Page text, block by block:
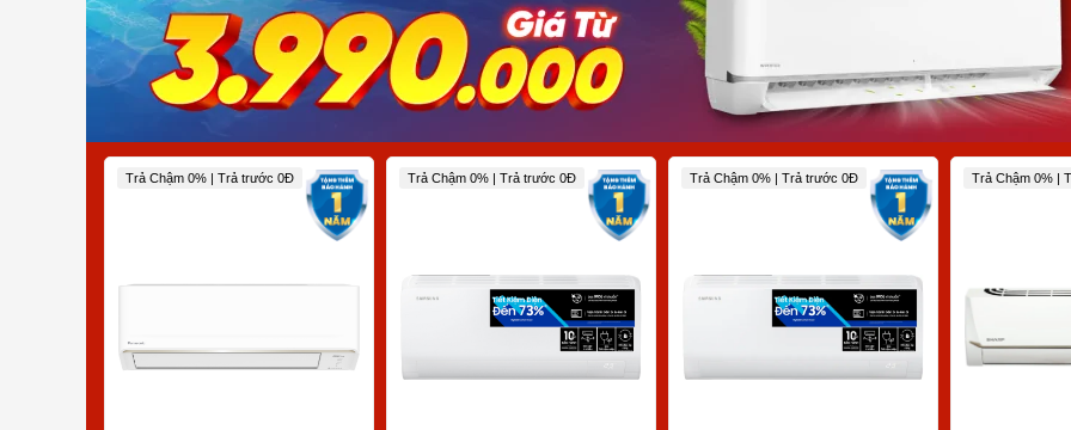
Trả Chậm 0% | Trả trước 0Đ Trả Chậm 0% | Trả trước 0Đ Trả Chậm 0% | Trả trước 0Đ Trả Chậm 0% |